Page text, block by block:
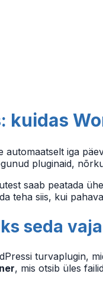
kuidas
automaatselt iga
pluginaid,
saab peatada
teha siis, kui
seda
turvaplugin,
, mis otsib üles